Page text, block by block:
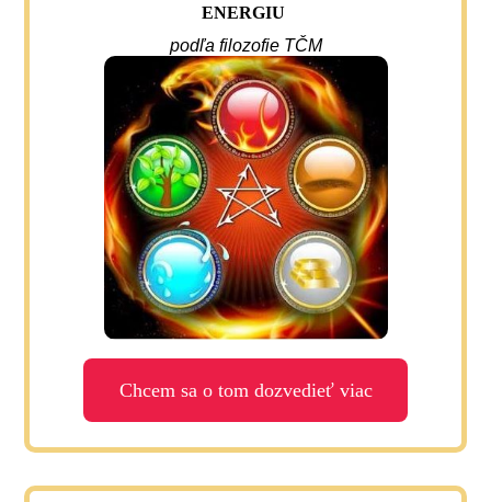
ENERGIU
podľa filozofie TČM
Chcem sa o tom dozvedieť viac